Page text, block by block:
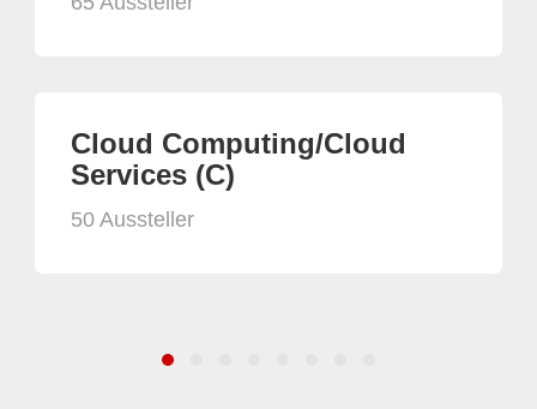
Cloud Computing/Cloud
Services (C)
50 Aussteller